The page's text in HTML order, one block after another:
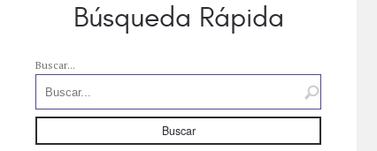
Búsqueda Rápida
Buscar
Buscar...